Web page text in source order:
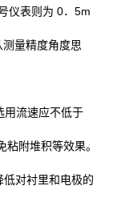
仪表则为 0．5m
量精度角度思
流速应不低于
附堆积等效果。
对衬里和电极的